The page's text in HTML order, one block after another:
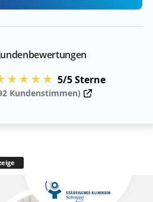
5/5 Sterne
Kundenstimmen)